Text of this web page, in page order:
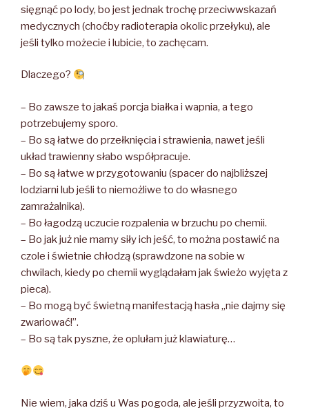
sięgnąć po lody, bo jest jednak trochę przeciwwskazań
medycznych (choćby radioterapia okolic przełyku), ale
jeśli tylko możecie i lubicie, to zachęcam.
Dlaczego?
– Bo zawsze to jakaś porcja białka i wapnia, a tego
potrzebujemy sporo.
– Bo są łatwe do przełknięcia i strawienia, nawet jeśli
układ trawienny słabo współpracuje.
– Bo są łatwe w przygotowaniu (spacer do najbliższej
lodziarni lub jeśli to niemożliwe to do własnego
zamrażalnika).
– Bo łagodzą uczucie rozpalenia w brzuchu po chemii.
– Bo jak już nie mamy siły ich jeść, to można postawić na
czole i świetnie chłodzą (sprawdzone na sobie w
chwilach, kiedy po chemii wyglądałam jak świeżo wyjęta z
pieca).
– Bo mogą być świetną manifestacją hasła „nie dajmy się
zwariować!”.
– Bo są tak pyszne, że oplułam już klawiaturę…
Nie wiem, jaka dziś u Was pogoda, ale jeśli przyzwoita, to